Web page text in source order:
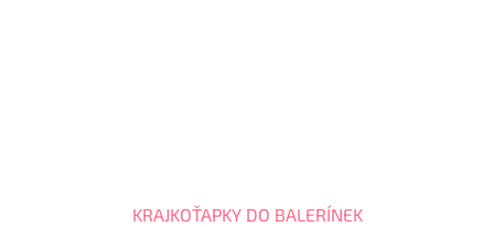
KRAJKOŤAPKY DO BALERÍNEK